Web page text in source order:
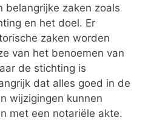
belangrijke zaken zoals
en het doel. Er
zaken worden
van het benoemen van
de stichting is
dat alles goed in de
wijzigingen kunnen
met een notariële akte.